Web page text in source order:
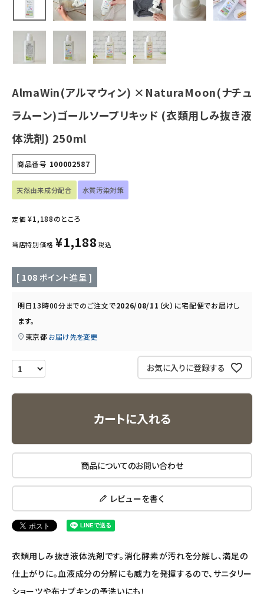
カテゴリーから探す
美容・コスメ・香水
フェムケア
インナー・下着・ナイトウェア
キッズ・ベビー・マタニティ
キッチン用品
ブランド
定期購入
ナチュラムーン
アルモニベルツ
コラム・スタッフのおすすめ
ご利用ガイド等
AlmaWin(アルマウィン) ×NaturaMoon(ナチュ
ラムーン)ゴールソープリキッド (衣類用しみ抜き液
体洗剤) 250ml
商品番号 100002587
天然由来成分配合 水質汚染対策
定価 ¥1,188のところ
当店特別価格 ¥1,188 税込
[ 108 ポイント進呈 ]
明日13時00分までのご注文で2026/08/11（火） に宅配便でお届けし
ます。
東京都 お届け先を変更
お気に入りに登録する
カートに入れる
商品についてのお問い合わせ
レビューを書く
衣類用しみ抜き液体洗剤です。消化酵素が汚れを分解し、満足の
仕上がりに。血液成分の分解にも威力を発揮するので、サニタリー
ショーツや布ナプキンの予洗いにも！